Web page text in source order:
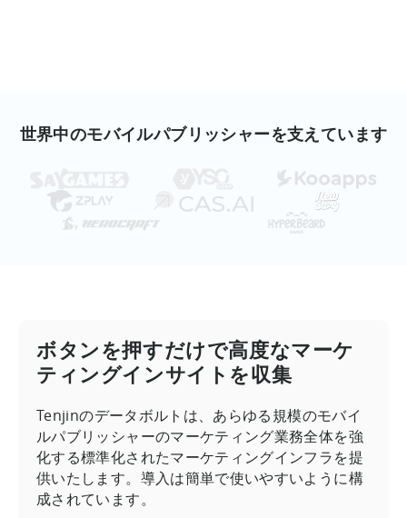
世界中のモバイルパブリッシャーを支えています
ボタンを押すだけで高度なマーケ
ティングインサイトを収集
Tenjinのデータボルトは、あらゆる規模のモバイ
ルパブリッシャーのマーケティング業務全体を強
化する標準化されたマーケティングインフラを提
供いたします。導入は簡単で使いやすいように構
成されています。